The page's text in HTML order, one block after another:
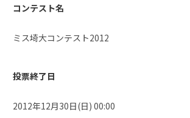
コンテスト名
ミス埼大コンテスト2012
投票終了日
2012年12月30日(日) 00:00